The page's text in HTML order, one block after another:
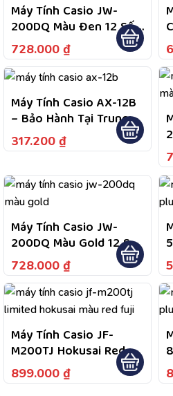
Máy Tính Casio JW-
200DQ Màu Đen 12 Số,
Bảo Hành 7 Năm
728.000 ₫
Máy Tính Casio AX-12B
– Bảo Hành Tại Trung
Tâm Bảo Hành Được
Công Bố Theo Quy
317.200 ₫
Máy Tính Casio JW-
200DQ Màu Gold 12 Số,
Bảo Hành Chính Hãng 7
Năm
728.000 ₫
Máy Tính Casio JF-
M200TJ Hokusai Red
Fuji – Bảo Hành Chính
Hãng 7 Năm, Hỗ Trợ Tư
899.000 ₫